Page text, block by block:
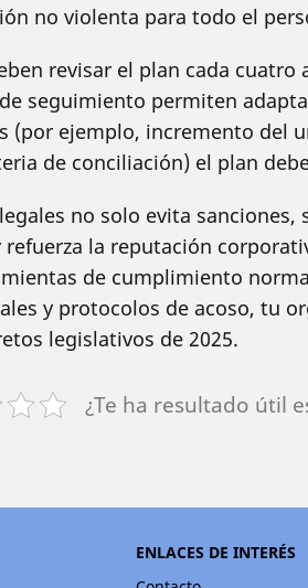
no violenta para todo el
revisar el plan cada
seguimiento permiten
(por ejemplo, incremento del
de conciliación) el plan
no solo evita sanciones,
la reputación
de cumplimiento
y protocolos de acoso, tu
legislativos de 2025.
¿Te ha resultado útil
ENLACES DE INTERÉS